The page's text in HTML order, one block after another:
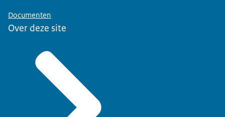
Documenten
Over deze site